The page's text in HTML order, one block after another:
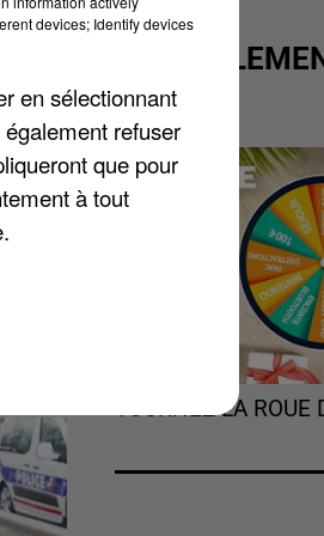
GAGNER
TOURNEZ LA ROUE
devices; Identify devices
en sélectionnant
refuser
que pour
à tout